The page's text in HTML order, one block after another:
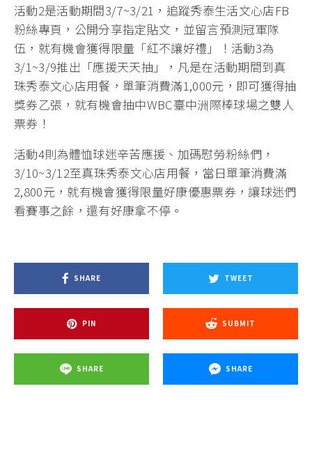
活動2是活動期間3/7~3/21，追蹤秀泰生活文心店FB
粉絲專頁，公開分享指定貼文，並留言預測冠軍隊
伍，就有機會獲得限量「紅不讓好禮」！活動3為
3/1~3/9推出「應援天天抽」，凡是在活動期間到真
珠秀泰文心店用餐，單筆消費滿1,000元，即可獲得抽
獎券乙張，就有機會抽中WBC臺中洲際棒球場之雙人
票券！
活動4則為體恤球迷辛苦應援、加碼慰勞粉絲們，
3/10~3/12至真珠秀泰文心店用餐，當日單筆消費滿
2,800元，就有機會獲得限量好康優惠票券，讓球迷們
看賽事之餘，還有好康拿不停。
SHARE TWEET
PIN SUBMIT
SHARE SHARE